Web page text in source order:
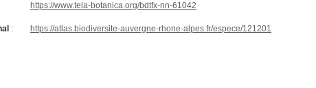
https://www.tela-botanica.org/bdtfx-nn-61042
: https://atlas.biodiversite-auvergne-rhone-alpes.fr/espece/121201